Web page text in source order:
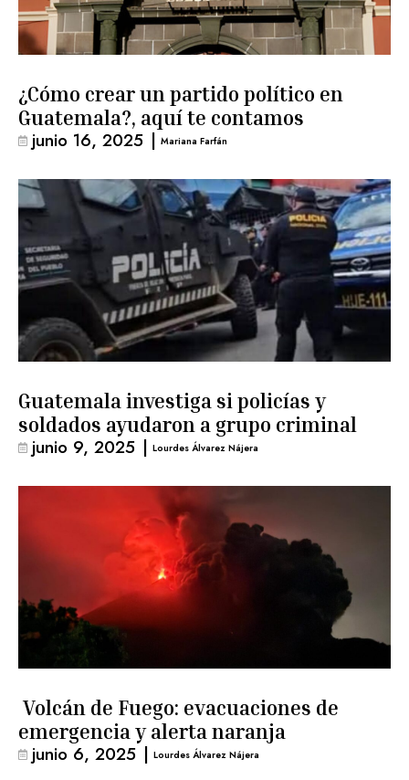
¿Cómo crear un partido político en
Guatemala?, aquí te contamos
junio 16, 2025 | Mariana Farfán
Guatemala investiga si policías y
soldados ayudaron a grupo criminal
junio 9, 2025 | Lourdes Álvarez Nájera
Volcán de Fuego: evacuaciones de
emergencia y alerta naranja
junio 6, 2025 | Lourdes Álvarez Nájera